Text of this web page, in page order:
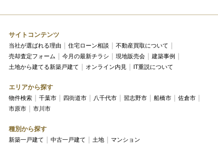
サイトコンテンツ
当社が選ばれる理由 住宅ローン相談
不動産買取について
売却査定フォーム
今月の最新チラシ 現地販売会
建築事例
土地から建てる新築戸建て
オンライン内見 IT重説について
エリアから探す
物件検索 千葉市 四街道市 八千代市 習志野市 船橋市
佐倉市
市原市
市川市
種別から探す
新築一戸建て 中古一戸建て 土地 マンション